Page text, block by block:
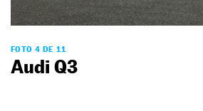
FOTO 4 DE 11
Audi Q3